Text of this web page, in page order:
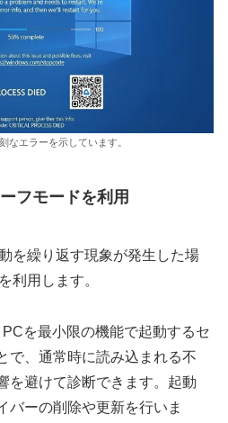
なエラーを示しています。
フモードを利用
を繰り返す現象が発生した場
利用します。
PCを最小限の機能で起動するセ
で、通常時に読み込まれる不
を避けて診断できます。起動
バーの削除や更新を行いま